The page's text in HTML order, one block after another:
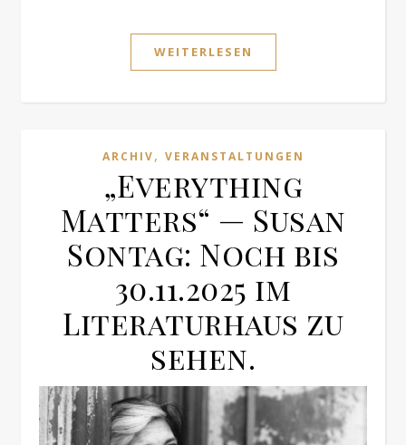
WEITERLESEN
ARCHIV, VERANSTALTUNGEN
„Everything
Matters“ — Susan
Sontag: Noch bis
30.11.2025 im
Literaturhaus zu
sehen.